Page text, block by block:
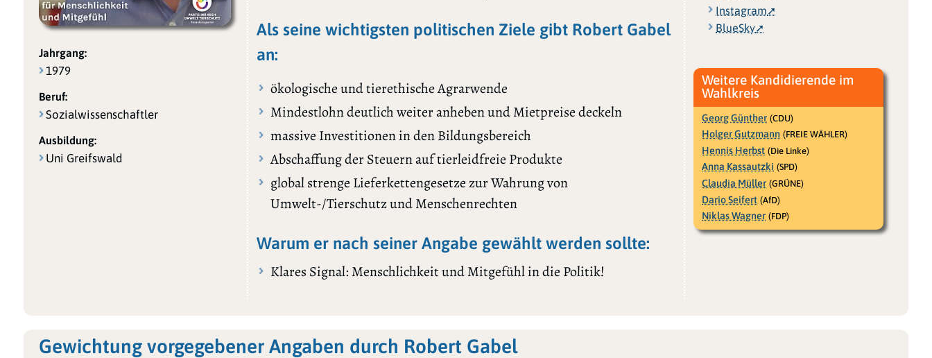
Jahrgang:
1979
Beruf:
Sozialwissenschaftler
Ausbildung:
Uni Greifswald
Als seine wichtigsten politischen Ziele gibt Robert Gabel
an:
ökologische und tierethische Agrarwende
Mindestlohn deutlich weiter anheben und Mietpreise deckeln
massive Investitionen in den Bildungsbereich
Abschaffung der Steuern auf tierleidfreie Produkte
global strenge Lieferkettengesetze zur Wahrung von
Umwelt-/Tierschutz und Menschenrechten
Warum er nach seiner Angabe gewählt werden sollte:
Klares Signal: Menschlichkeit und Mitgefühl in die Politik!
Instagram
BlueSky
Weitere Kandidierende im
Wahlkreis
Georg Günther (CDU)
Holger Gutzmann (FREIE WÄHLER)
Hennis Herbst (Die Linke)
Anna Kassautzki (SPD)
Claudia Müller (GRÜNE)
Dario Seifert (AfD)
Niklas Wagner (FDP)
Gewichtung vorgegebener Angaben durch Robert Gabel